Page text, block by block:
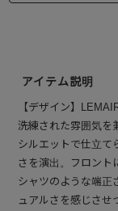
アイテム説明
【デザイン】
洗練された雰囲気を
シルエットで仕立て
さを演出。フロント
シャツのような端正
ュアルさを感じさせ